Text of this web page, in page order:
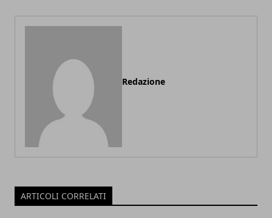
Redazione
ARTICOLI CORRELATI